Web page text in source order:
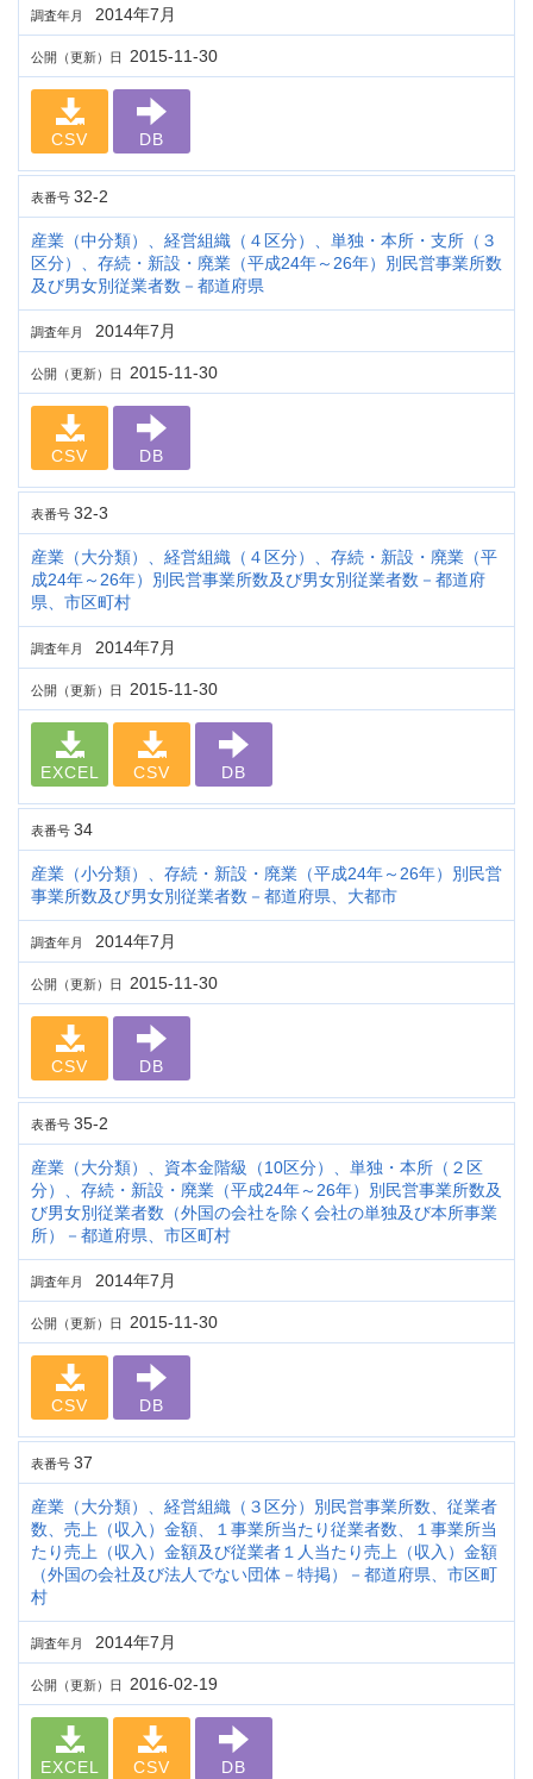
調査年月 2014年7月
公開（更新）日 2015-11-30
CSV DB
表番号 32-2
産業（中分類）、経営組織（４区分）、単独・本所・支所（３
区分）、存続・新設・廃業（平成24年～26年）別民営事業所数
及び男女別従業者数－都道府県
調査年月 2014年7月
公開（更新）日 2015-11-30
CSV DB
表番号 32-3
産業（大分類）、経営組織（４区分）、存続・新設・廃業（平
成24年～26年）別民営事業所数及び男女別従業者数－都道府
県、市区町村
調査年月 2014年7月
公開（更新）日 2015-11-30
EXCEL CSV DB
表番号 34
産業（小分類）、存続・新設・廃業（平成24年～26年）別民営
事業所数及び男女別従業者数－都道府県、大都市
調査年月 2014年7月
公開（更新）日 2015-11-30
CSV DB
表番号 35-2
産業（大分類）、資本金階級（10区分）、単独・本所（２区
分）、存続・新設・廃業（平成24年～26年）別民営事業所数及
び男女別従業者数（外国の会社を除く会社の単独及び本所事業
所）－都道府県、市区町村
調査年月 2014年7月
公開（更新）日 2015-11-30
CSV DB
表番号 37
産業（大分類）、経営組織（３区分）別民営事業所数、従業者
数、売上（収入）金額、１事業所当たり従業者数、１事業所当
たり売上（収入）金額及び従業者１人当たり売上（収入）金額
（外国の会社及び法人でない団体－特掲）－都道府県、市区町
村
調査年月 2014年7月
公開（更新）日 2016-02-19
EXCEL CSV DB